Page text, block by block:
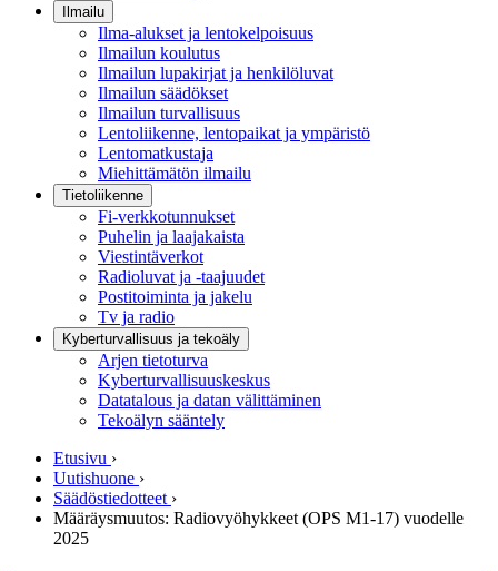
Ilmailu
Ilma-alukset ja lentokelpoisuus
Ilmailun koulutus
Ilmailun lupakirjat ja henkilöluvat
Ilmailun säädökset
Ilmailun turvallisuus
Lentoliikenne, lentopaikat ja ympäristö
Lentomatkustaja
Miehittämätön ilmailu
Tietoliikenne
Fi-verkkotunnukset
Puhelin ja laajakaista
Viestintäverkot
Radioluvat ja -taajuudet
Postitoiminta ja jakelu
Tv ja radio
Kyberturvallisuus ja tekoäly
Arjen tietoturva
Kyberturvallisuuskeskus
Datatalous ja datan välittäminen
Tekoälyn sääntely
Etusivu ›
Uutishuone ›
Säädöstiedotteet ›
Määräysmuutos: Radiovyöhykkeet (OPS M1-17) vuodelle
2025